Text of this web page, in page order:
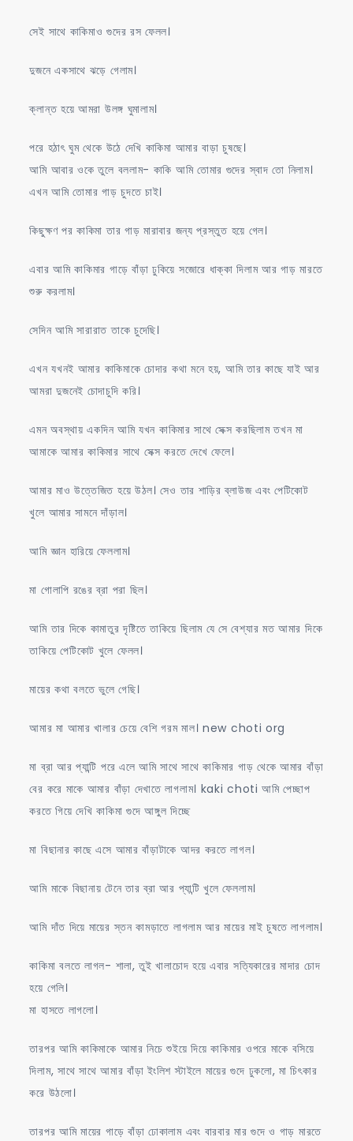
সেই সাথে কাকিমাও গুদের রস ফেলল।
দুজনে একসাথে ঝড়ে গেলাম।
ক্লান্ত হয়ে আমরা উলঙ্গ ঘুমালাম।
পরে হঠাৎ ঘুম থেকে উঠে দেখি কাকিমা আমার বাড়া চুষছে।
আমি আবার ওকে তুলে বললাম- কাকি আমি তোমার গুদের স্বাদ তো নিলাম।
এখন আমি তোমার গাড় চুদতে চাই।
কিছুক্ষণ পর কাকিমা তার গাড় মারাবার জন্য প্রস্তুত হয়ে গেল।
এবার আমি কাকিমার গাড়ে বাঁড়া ঢুকিয়ে সজোরে ধাক্কা দিলাম আর গাড় মারতে
শুরু করলাম।
সেদিন আমি সারারাত তাকে চুদেছি।
এখন যখনই আমার কাকিমাকে চোদার কথা মনে হয়, আমি তার কাছে যাই আর
আমরা দুজনেই চোদাচুদি করি।
এমন অবস্থায় একদিন আমি যখন কাকিমার সাথে সেক্স করছিলাম তখন মা
আমাকে আমার কাকিমার সাথে সেক্স করতে দেখে ফেলে।
আমার মাও উত্তেজিত হয়ে উঠল। সেও তার শাড়ির ব্লাউজ এবং পেটিকোট
খুলে আমার সামনে দাঁড়াল।
আমি জ্ঞান হারিয়ে ফেললাম।
মা গোলাপি রঙের ব্রা পরা ছিল।
আমি তার দিকে কামাতুর দৃষ্টিতে তাকিয়ে ছিলাম যে সে বেশ্যার মত আমার দিকে
তাকিয়ে পেটিকোট খুলে ফেলল।
মায়ের কথা বলতে ভুলে গেছি।
আমার মা আমার খালার চেয়ে বেশি গরম মাল। new choti org
মা ব্রা আর প্যান্টি পরে এলে আমি সাথে সাথে কাকিমার গাড় থেকে আমার বাঁড়া
বের করে মাকে আমার বাঁড়া দেখাতে লাগলাম। kaki choti আমি পেচ্ছাপ
করতে গিয়ে দেখি কাকিমা গুদে আঙ্গুল দিচ্ছে
মা বিছানার কাছে এসে আমার বাঁড়াটাকে আদর করতে লাগল।
আমি মাকে বিছানায় টেনে তার ব্রা আর প্যান্টি খুলে ফেললাম।
আমি দাঁত দিয়ে মায়ের স্তন কামড়াতে লাগলাম আর মায়ের মাই চুষতে লাগলাম।
কাকিমা বলতে লাগল- শালা, তুই খালাচোদ হয়ে এবার সত্যিকারের মাদার চোদ
হয়ে গেলি।
মা হাসতে লাগলো।
তারপর আমি কাকিমাকে আমার নিচে শুইয়ে দিয়ে কাকিমার ওপরে মাকে বসিয়ে
দিলাম, সাথে সাথে আমার বাঁড়া ইংলিশ স্টাইলে মায়ের গুদে ঢুকলো, মা চিৎকার
করে উঠলো।
তারপর আমি মায়ের গাড়ে বাঁড়া ঢোকালাম এবং বারবার মার গুদে ও গাড় মারতে